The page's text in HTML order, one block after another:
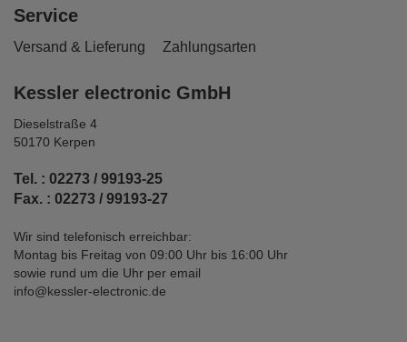
Service
Versand & Lieferung Zahlungsarten
Kessler electronic GmbH
Dieselstraße 4
50170 Kerpen
Tel. : 02273 / 99193-25
Fax. : 02273 / 99193-27
Wir sind telefonisch erreichbar:
Montag bis Freitag von 09:00 Uhr bis 16:00 Uhr
sowie rund um die Uhr per email
info@kessler-electronic.de